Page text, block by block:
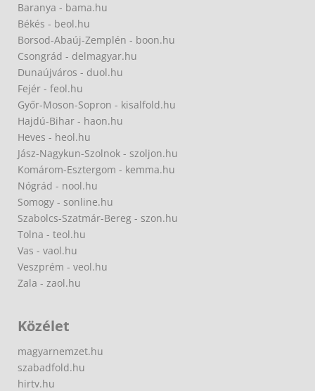
Baranya - bama.hu
Békés - beol.hu
Borsod-Abaúj-Zemplén - boon.hu
Csongrád - delmagyar.hu
Dunaújváros - duol.hu
Fejér - feol.hu
Győr-Moson-Sopron - kisalfold.hu
Hajdú-Bihar - haon.hu
Heves - heol.hu
Jász-Nagykun-Szolnok - szoljon.hu
Komárom-Esztergom - kemma.hu
Nógrád - nool.hu
Somogy - sonline.hu
Szabolcs-Szatmár-Bereg - szon.hu
Tolna - teol.hu
Vas - vaol.hu
Veszprém - veol.hu
Zala - zaol.hu
Közélet
magyarnemzet.hu
szabadfold.hu
hirtv.hu